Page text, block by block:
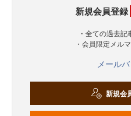
新規会員登録
・全ての過去
・会員限定メル
メール
新規会